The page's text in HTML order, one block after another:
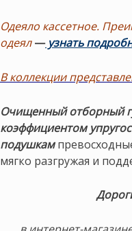
Одеяло кассетное.
одеял —узнать
В коллекции
Очищенный отборный
коэффициентом
подушкам
мягко разгружая и